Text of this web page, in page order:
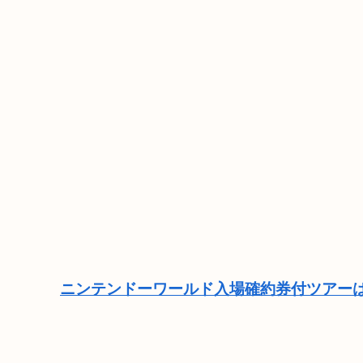
ニンテンドーワールド入場確約券付ツアー